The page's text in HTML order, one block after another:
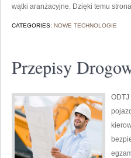
wątki aranżacyjne. Dzięki temu
CATEGORIES: NOWE TECHNOLOGIE
Przepisy